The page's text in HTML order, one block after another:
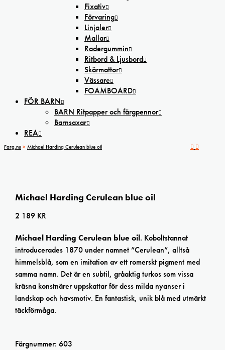
Fixativ
Förvaring
Linjaler
Mallar
Radergummin
Ritbord & Ljusbord
Skärmattor
Vässare
FOAMBOARD
FÖR BARN
BARN Ritpapper och färgpennor
Barnsaxar
REA
Farg.nu > Michael Harding Cerulean blue oil
Michael Harding Cerulean blue oil
2 189 KR
Michael Harding Cerulean blue oil. Koboltstannat
introducerades 1870 under namnet ”Cerulean”, alltså
himmelsblå, som en imitation av ett romerskt pigment med
samma namn. Det är en subtil, gråaktig turkos som vissa
kräsna konstnärer uppskattar för dess milda nyanser i
landskap och havsmotiv. En fantastisk, unik blå med utmärkt
täckförmåga.
Färgnummer: 603